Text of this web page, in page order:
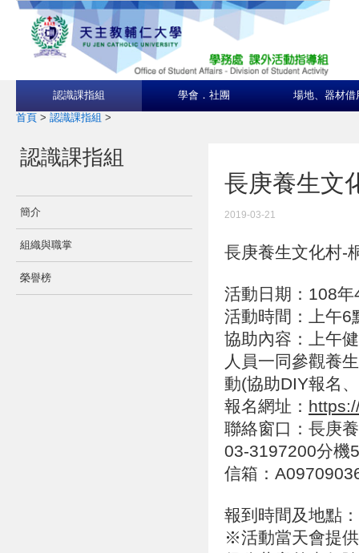
認識課指組 學會．社團 場地、器材借
首頁 > 認識課指組 >
認識課指組
簡介
組織與職掌
榮譽榜
長庚養生文
2019-03-21
長庚養生文化村-
活動日期：108
活動時間：上午6
協助內容：上午
人員一同參觀養
動(協助DIY報名
報名網址：
聯絡窗口：長庚
03-3197200分機
信箱：
報到時間及地點
※活動當天會提